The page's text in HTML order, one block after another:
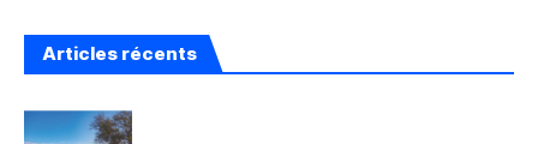
Articles récents